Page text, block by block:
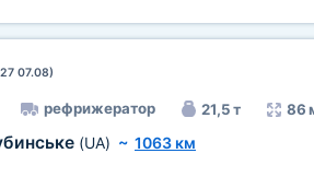
07.08)
рефрижератор 21,5 т 86
(UA) ~ 1063 км